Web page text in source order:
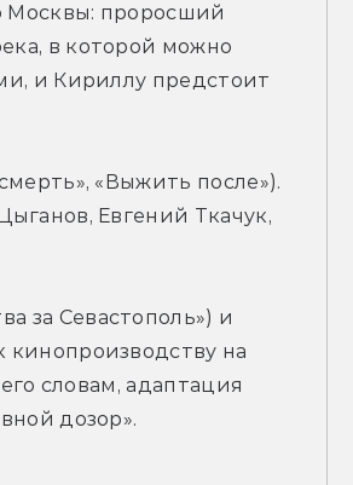
Москвы: проросший
в которой можно
и Кириллу предстоит
«Выжить после»).
Евгений Ткачук,
за Севастополь») и
кинопроизводству на
словам, адаптация
дозор».